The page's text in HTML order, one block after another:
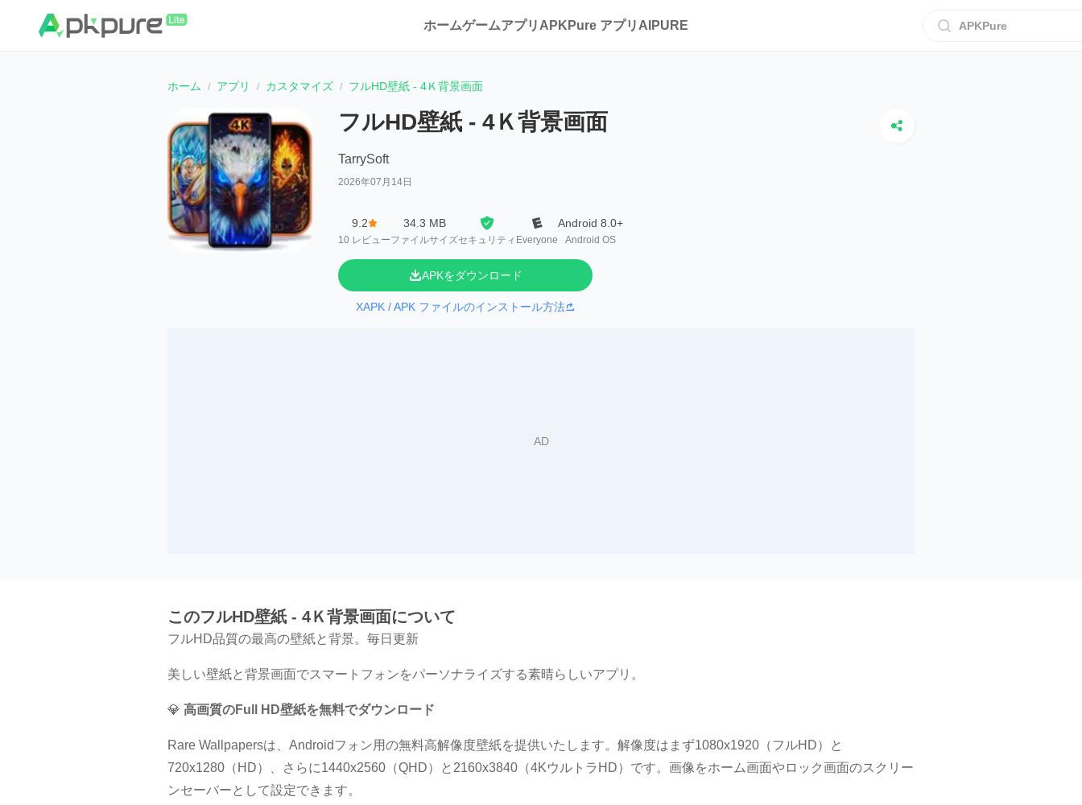
ホームゲームアプリ APKPure アプリ AIPURE APKPure
ホーム アプリ カスタマイズ フルHD壁紙 - 4Ｋ背景画面
フルHD壁紙 - 4Ｋ背景画面
TarrySoft
2026年07月14日
9.2
10 レビュー
34.3 MB
ファイルサイズセキュリティ Everyone
Android 8.0+
Android OS
APKをダウンロード
XAPK / APK ファイルのインストール方法
このフルHD壁紙 - 4Ｋ背景画面について
フルHD品質の最高の壁紙と背景。毎日更新
美しい壁紙と背景画面でスマートフォンをパーソナライズする素晴らしいアプリ。
💎 高画質のFull HD壁紙を無料でダウンロード
Rare Wallpapersは、Androidフォン用の無料高解像度壁紙を提供いたします。解像度はまず1080x1920（フルHD）と
720x1280（HD）、さらに1440x2560（QHD）と2160x3840（4KウルトラHD）です。画像をホーム画面やロック画面のスクリー
ンセーバーとして設定できます。